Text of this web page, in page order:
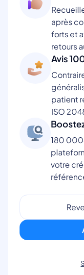
après
forts et
retours
Avis
patient
ISO
180
votre